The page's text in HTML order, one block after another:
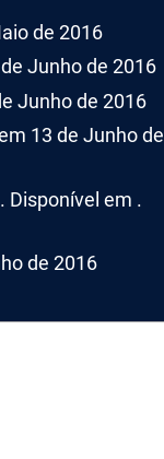
de 2016
Junho de 2016
Junho de 2016
13 de Junho de
Disponível em .
de 2016